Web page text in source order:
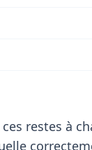
restes à